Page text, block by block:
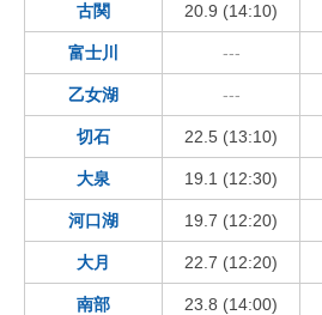
古関 20.9 (14:10)
富士川 ---
乙女湖 ---
切石 22.5 (13:10)
大泉 19.1 (12:30)
河口湖 19.7 (12:20)
大月 22.7 (12:20)
南部 23.8 (14:00)